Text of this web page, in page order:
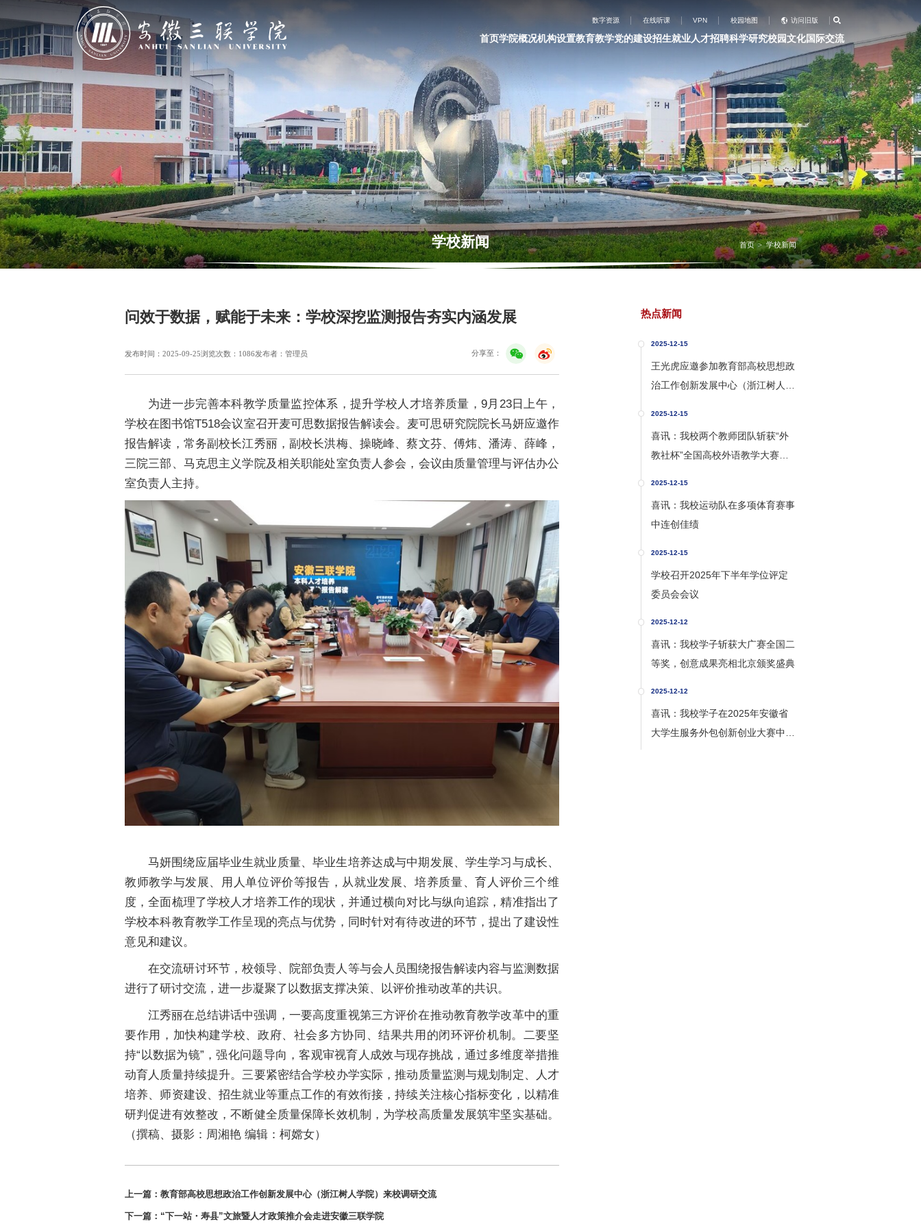
数字资源 在线听课 VPN 校园地图 访问旧版
首页学院概况机构设置教育教学党的建设招生就业 人才招聘科学研究校园文化国际交流
学校新闻 首页 学校新闻
问效于数据，赋能于未来：学校深挖监测报告夯实内涵发展
发布时间：2025-09-25浏览次数： 1086发布者：管理员 分享至：
为进一步完善本科教学质量监控体系，提升学校人才培养质量，9月23日上午，
学校在图书馆T518会议室召开麦可思数据报告解读会。麦可思研究院院长马妍应邀作
报告解读，常务副校长江秀丽，副校长洪梅、操晓峰、蔡文芬、傅炜、潘涛、薛峰，
三院三部、马克思主义学院及相关职能处室负责人参会，会议由质量管理与评估办公
室负责人主持。
马妍围绕应届毕业生就业质量、毕业生培养达成与中期发展、学生学习与成长、
教师教学与发展、用人单位评价等报告，从就业发展、培养质量、育人评价三个维
度，全面梳理了学校人才培养工作的现状，并通过横向对比与纵向追踪，精准指出了
学校本科教育教学工作呈现的亮点与优势，同时针对有待改进的环节，提出了建设性
意见和建议。
在交流研讨环节，校领导、院部负责人等与会人员围绕报告解读内容与监测数据
进行了研讨交流，进一步凝聚了以数据支撑决策、以评价推动改革的共识。
江秀丽在总结讲话中强调，一要高度重视第三方评价在推动教育教学改革中的重
要作用，加快构建学校、政府、社会多方协同、结果共用的闭环评价机制。二要坚
持“以数据为镜”，强化问题导向，客观审视育人成效与现存挑战，通过多维度举措推
动育人质量持续提升。三要紧密结合学校办学实际，推动质量监测与规划制定、人才
培养、师资建设、招生就业等重点工作的有效衔接，持续关注核心指标变化，以精准
研判促进有效整改，不断健全质量保障长效机制，为学校高质量发展筑牢坚实基础。
（撰稿、摄影：周湘艳 编辑：柯嫦女）
上一篇： 教育部高校思想政治工作创新发展中心（浙江树人学院）来校调研交流
下一篇： “下一站・寿县”文旅暨人才政策推介会走进安徽三联学院
热点新闻
2025-12-15
王光虎应邀参加教育部高校思想政
治工作创新发展中心（浙江树人学
2025-12-15
喜讯：我校两个教师团队斩获“外
教社杯”全国高校外语教学大赛安
2025-12-15
喜讯：我校运动队在多项体育赛事
中连创佳绩
2025-12-15
学校召开2025年下半年学位评定
委员会会议
2025-12-12
喜讯：我校学子斩获大广赛全国二
等奖，创意成果亮相北京颁奖盛典
2025-12-12
喜讯：我校学子在2025年安徽省
大学生服务外包创新创业大赛中喜